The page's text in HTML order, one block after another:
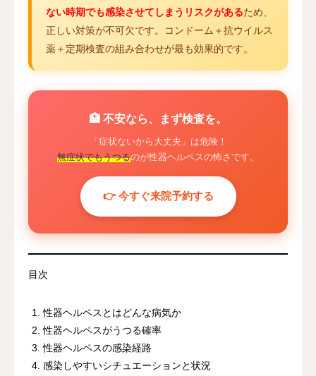
ない時期でも感染させてしまうリスクがあるため、
正しい対策が不可欠です。コンドーム＋抗ウイルス
薬＋定期検査の組み合わせが最も効果的です。
🏥 不安なら、まず検査を。
「症状ないから大丈夫」は危険！
無症状でもうつるのが性器ヘルペスの怖さです。
👉 今すぐ来院予約する
目次
性器ヘルペスとはどんな病気か
性器ヘルペスがうつる確率
性器ヘルペスの感染経路
感染しやすいシチュエーションと状況